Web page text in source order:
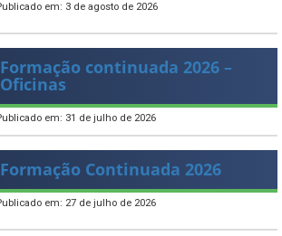
em: 3 de agosto de 2026
Formação continuada 2026 –
Oficinas
em: 31 de julho de 2026
Formação Continuada 2026
em: 27 de julho de 2026